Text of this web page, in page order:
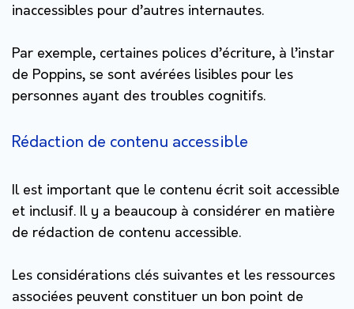
inaccessibles pour d’autres internautes.
Par exemple, certaines polices d’écriture, à l’instar
de Poppins, se sont avérées lisibles pour les
personnes ayant des troubles cognitifs.
Rédaction de contenu accessible
Il est important que le contenu écrit soit accessible
et inclusif. Il y a beaucoup à considérer en matière
de rédaction de contenu accessible.
Les considérations clés suivantes et les ressources
associées peuvent constituer un bon point de